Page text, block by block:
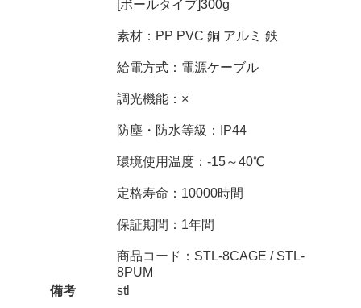
[ボールタイプ]300g
素材：PP PVC 銅 アルミ 鉄
給電方式：電源ケーブル
調光機能：×
防塵・防水等級：IP44
環境使用温度：-15～40℃
定格寿命：10000時間
保証期間：1年間
商品コード：STL-8CAGE / STL-
8PUM
備考
stl